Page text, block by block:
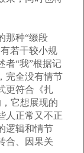
那种“缀段
若干较小规
者“我”根据记
完全没有情节
更符合《扎
它想展现的
人正常又不正
逻辑和情节
合、因果关